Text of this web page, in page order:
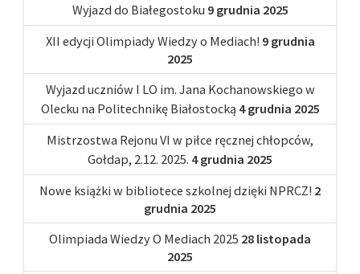
Wyjazd do Białegostoku 9 grudnia 2025
XII edycji Olimpiady Wiedzy o Mediach! 9 grudnia
2025
Wyjazd uczniów I LO im. Jana Kochanowskiego w
Olecku na Politechnikę Białostocką 4 grudnia 2025
Mistrzostwa Rejonu VI w piłce ręcznej chłopców,
Gołdap, 2.12. 2025. 4 grudnia 2025
Nowe książki w bibliotece szkolnej dzięki NPRCZ! 2
grudnia 2025
Olimpiada Wiedzy O Mediach 2025 28 listopada
2025